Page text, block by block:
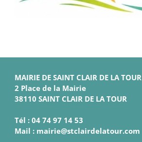
MAIRIE DE SAINT CLAIR DE LA TOUR
2 Place de la Mairie
38110 SAINT CLAIR DE LA TOUR
Tél : 04 74 97 14 53
Mail : mairie@stclairdelatour.com